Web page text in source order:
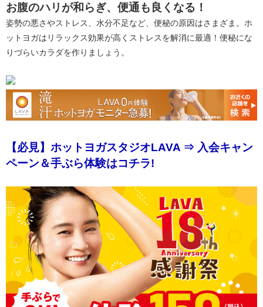
お腹のハリが和らぎ、便通も良くなる！
姿勢の悪さやストレス、水分不足など、便秘の原因はさまざま。ホ
ットヨガはリラックス効果が高くストレスを解消に最適！便秘にな
りづらいカラダを作りましょう。
【必見】ホットヨガスタジオLAVA ⇒ 入会キャン
ペーン＆手ぶら体験はコチラ!